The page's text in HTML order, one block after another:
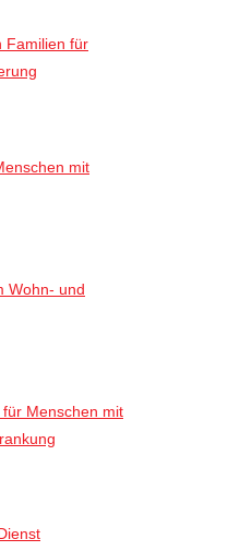
Familien für
mit
Wohn- und
Menschen mit